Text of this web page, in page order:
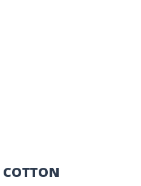
COTTON